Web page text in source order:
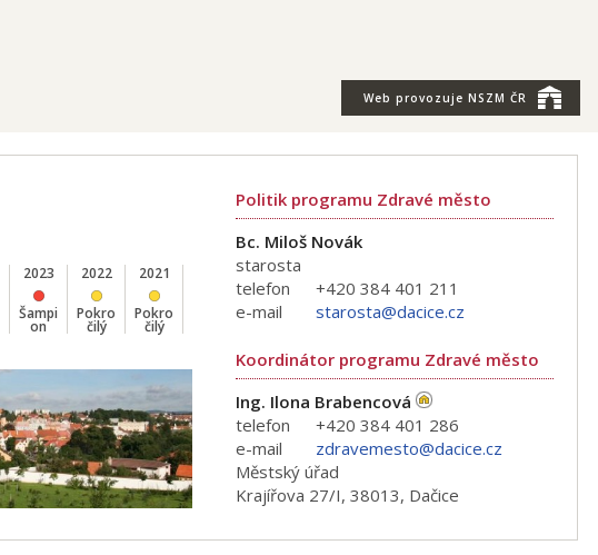
Web provozuje NSZM ČR
2023
Šampi
on
2022
Pokro
čilý
2021
Pokro
čilý
2019
Pokro Pokro Pokro Pokro
Politik programu Zdravé město
Bc. Miloš Novák
starosta
telefon
+420 384 401 211
e-mail
starosta@dacice.cz
Koordinátor programu Zdravé město
Ing. Ilona Brabencová
telefon
+420 384 401 286
e-mail
zdravemesto@dacice.cz
Městský úřad
Krajířova 27/I, 38013, Dačice